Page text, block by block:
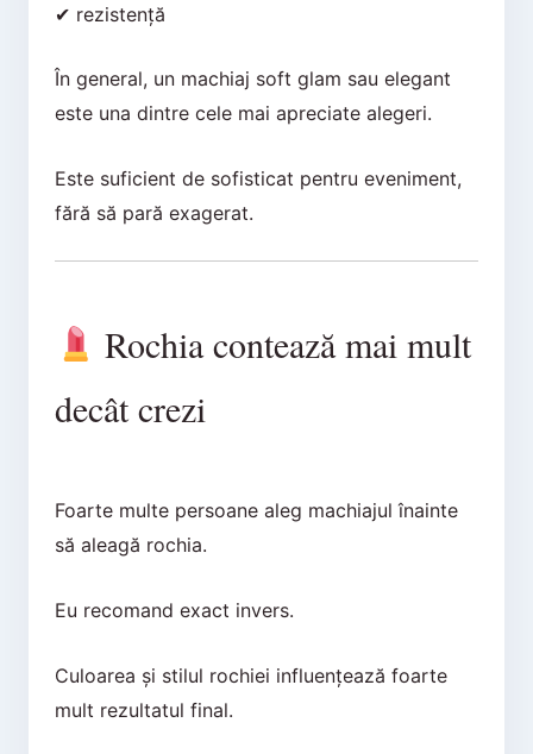
✔ rezistență
În general, un machiaj soft glam sau elegant
este una dintre cele mai apreciate alegeri.
Este suficient de sofisticat pentru eveniment,
fără să pară exagerat.
Rochia contează mai mult
decât crezi
Foarte multe persoane aleg machiajul înainte
să aleagă rochia.
Eu recomand exact invers.
Culoarea și stilul rochiei influențează foarte
mult rezultatul final.